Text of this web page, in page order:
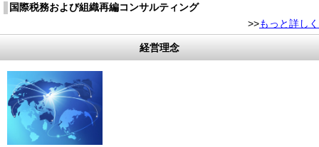
国際税務および組織再編コンサルティング
>>もっと詳しく
経営理念